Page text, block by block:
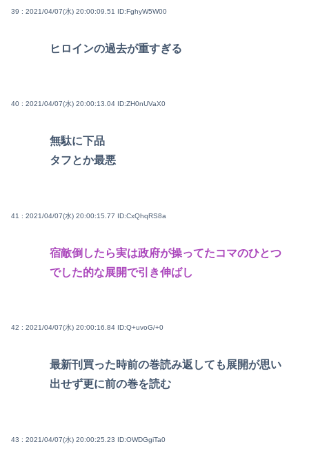
39 : 2021/04/07(水) 20:00:09.51 ID:FghyW5W00
ヒロインの過去が重すぎる
40 : 2021/04/07(水) 20:00:13.04 ID:ZH0nUVaX0
無駄に下品
タフとか最悪
41 : 2021/04/07(水) 20:00:15.77 ID:CxQhqRS8a
宿敵倒したら実は政府が操ってたコマのひとつ
でした的な展開で引き伸ばし
42 : 2021/04/07(水) 20:00:16.84 ID:Q+uvoG/+0
最新刊買った時前の巻読み返しても展開が思い
出せず更に前の巻を読む
43 : 2021/04/07(水) 20:00:25.23 ID:OWDGgiTa0